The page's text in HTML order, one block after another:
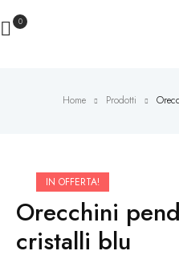
0
Home Prodotti
IN OFFERTA!
Orecchini
cristalli blu